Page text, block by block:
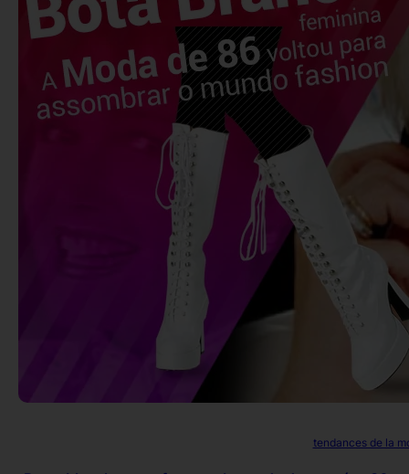
tendances de la